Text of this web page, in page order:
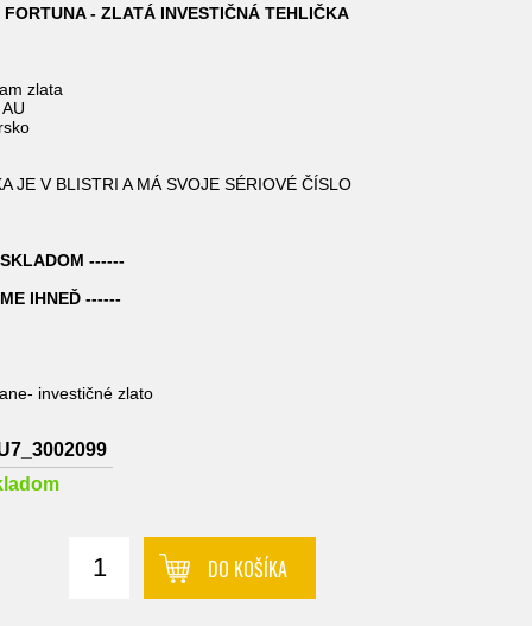
- ZLATÁ INVESTIČNÁ TEHLIČKA
zlata
JE V BLISTRI A MÁ SVOJE SÉRIOVÉ ČÍSLO
------
IHNEĎ ------
investičné zlato
DO KOŠÍKA